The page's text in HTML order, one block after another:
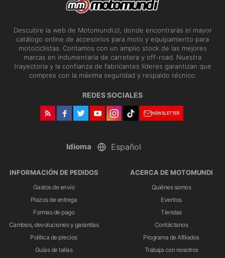
Descubre la web de Motomundi.cl, donde encontrarás el mayor
catálogo online de accesorios para moto y equipamiento para
motociclistas. Contamos con un amplio stock de las mejores
marcas en indumentaria de carretera y off-road. Nuestra
trayectoria y la confianza de fabricantes líderes garantizan que
compres con la máxima seguridad y respaldo técnico.
REDES SOCIALES
NEWSLETTER
Idioma
INFORMACIÓN DE PEDIDOS
Gastos de envío
Plazos de entrega
Formas de pago
Cambios, devoluciones y garantías
Política de precios
Guías de tallas
ACERCA DE MOTOMUNDI
Quiénes somos
Eventos
Tiendas
Contáctanos
Programa de Afiliados
Trabaja con nosotros